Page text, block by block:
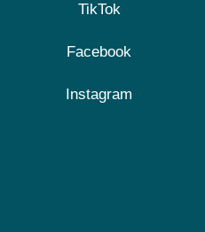
TikTok
Facebook
Instagram